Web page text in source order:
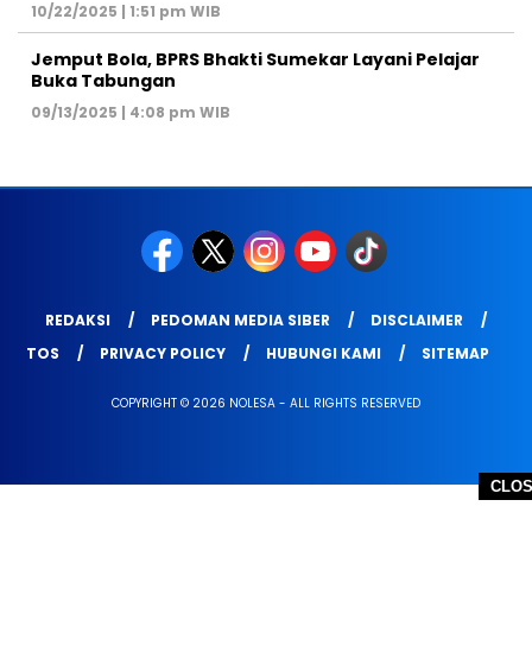
10/22/2025 | 1:51 pm WIB
Jemput Bola, BPRS Bhakti Sumekar Layani Pelajar
Buka Tabungan
09/13/2025 | 4:08 pm WIB
REDAKSI PEDOMAN MEDIA SIBER
DISCLAIMER
TOS
PRIVACY POLICY HUBUNGI KAMI SITEMAP
COPYRIGHT © 2026 NOLESA - ALL RIGHTS RESERVED